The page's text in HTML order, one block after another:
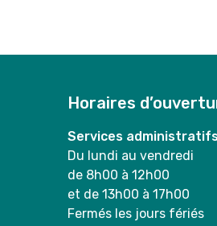
Horaires
Services
Du lundi au vendredi
de 8h00 à 12h00
et de 13h00 à 17h00
Fermés les jours fériés